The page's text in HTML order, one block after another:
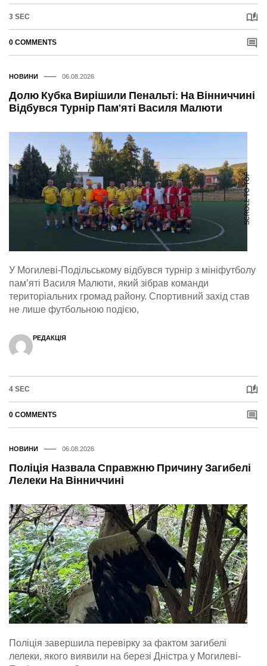
3 SEC
0 COMMENTS
НОВИНИ 06.08.2026
Долю Кубка Вирішили Пенальті: На Вінниччині
Відбувся Турнір Пам’яті Василя Малюти
У Могилеві-Подільському відбувся турнір з мініфутболу
пам’яті Василя Малюти, який зібрав команди
територіальних громад району. Спортивний захід став
не лише футбольною подією,
РЕДАКЦІЯ
4 SEC
0 COMMENTS
НОВИНИ 06.08.2026
Поліція Назвала Справжню Причину Загибелі
Лелеки На Вінниччині
Поліція завершила перевірку за фактом загибелі
лелеки, якого виявили на березі Дністра у Могилеві-
SCROLL TO TOP